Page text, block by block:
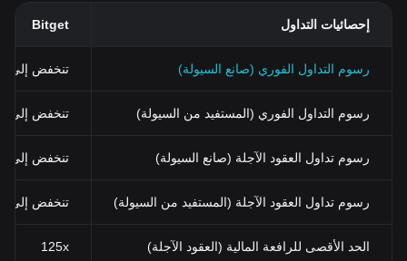
إحصائيات التداول Bitget
رسوم التداول الفوري (صانع السيولة) تنخفض إلى 0%
رسوم التداول الفوري (المستفيد من السيولة) تنخفض إلى 0.03% (0.024% باستخدام BGB)
رسوم تداول العقود الآجلة (صانع السيولة) تنخفض إلى 0%
رسوم تداول العقود الآجلة (المستفيد من السيولة) تنخفض إلى 0.02%
الحد الأقصى للرافعة المالية (العقود الآجلة) 125x